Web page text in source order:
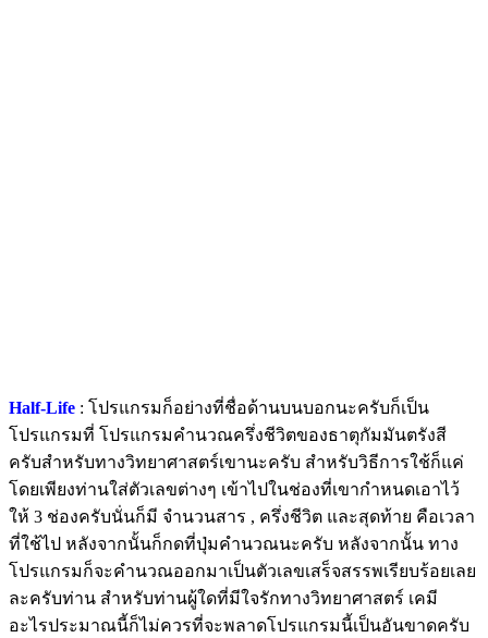
Half-Life : โปรแกรมก็อย่างที่ชื่อด้านบนบอกนะครับก็เป็น
โปรแกรมที่ โปรแกรมคำนวณครึ่งชีวิตของธาตุกัมมันตรังสี
ครับสำหรับทางวิทยาศาสตร์เขานะครับ สำหรับวิธีการใช้ก็แค่
โดยเพียงท่านใส่ตัวเลขต่างๆ เข้าไปในช่องที่เขากำหนดเอาไว้
ให้ 3 ช่องครับนั่นก็มี จำนวนสาร , ครึ่งชีวิต และสุดท้าย คือเวลา
ที่ใช้ไป หลังจากนั้นก็กดที่ปุ่มคำนวณนะครับ หลังจากนั้น ทาง
โปรแกรมก็จะคำนวณออกมาเป็นตัวเลขเสร็จสรรพเรียบร้อยเลย
ละครับท่าน สำหรับท่านผู้ใดที่มีใจรักทางวิทยาศาสตร์ เคมี
อะไรประมาณนี้ก็ไม่ควรที่จะพลาดโปรแกรมนี้เป็นอันขาดครับ